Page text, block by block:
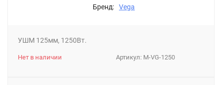
Бренд: Vega
УШМ 125мм, 1250Вт.
Артикул: М-VG-1250
Нет в наличии